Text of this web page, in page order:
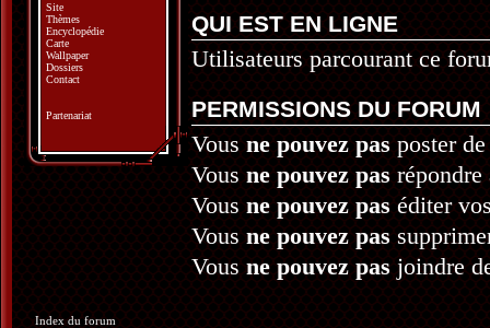
QUI EST EN LIGNE
Utilisateurs parcourant ce
PERMISSIONS DU FORUM
Vous ne pouvez pas poster
Vous ne pouvez pas répondre
Vous ne pouvez pas éditer
Vous ne pouvez pas
Vous ne pouvez pas joindre
Site
Thèmes
Encyclopédie
Carte
Wallpaper
Dossiers
Contact
Partenariat
Index du forum